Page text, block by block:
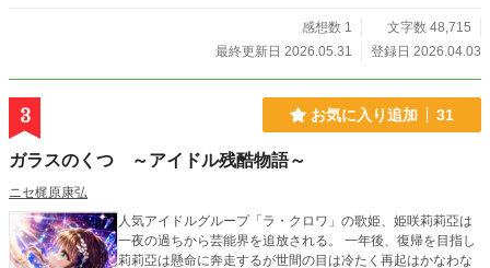
感想数 1
文字数 48,715
最終更新日 2026.05.31
登録日 2026.04.03
3 お気に入り追加 31
ガラスのくつ ～アイドル残酷物語～
ニセ梶原康弘
人気アイドルグループ「ラ・クロワ」の歌姫、姫咲莉莉亞は
一夜の過ちから芸能界を追放される。 一年後、復帰を目指し
莉莉亞は懸命に奔走するが世間の目は冷たく再起はかなわな